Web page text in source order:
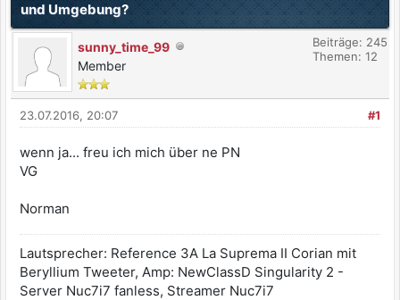
und Umgebung?
sunny_time_99
Member
Beiträge: 245
Themen: 12
#1
23.07.2016, 20:07
wenn ja... freu ich mich über ne PN
VG
Norman
Lautsprecher: Reference 3A La Suprema II Corian mit
Beryllium Tweeter, Amp: NewClassD Singularity 2 -
Server Nuc7i7 fanless, Streamer Nuc7i7